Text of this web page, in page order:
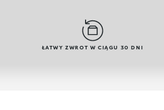
ŁATWY ZWROT W CIĄGU 30 DNI